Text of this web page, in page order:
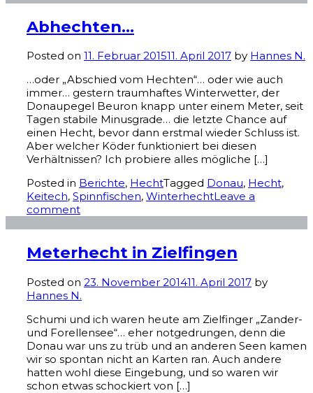
Abhechten…
Posted on 11. Februar 201511. April 2017 by Hannes N.
…oder „Abschied vom Hechten“… oder wie auch
immer… gestern traumhaftes Winterwetter, der
Donaupegel Beuron knapp unter einem Meter, seit
Tagen stabile Minusgrade… die letzte Chance auf
einen Hecht, bevor dann erstmal wieder Schluss ist.
Aber welcher Köder funktioniert bei diesen
Verhältnissen? Ich probiere alles mögliche […]
Posted in Berichte, HechtTagged Donau, Hecht,
Keitech, Spinnfischen, WinterhechtLeave a
comment
Meterhecht in Zielfingen
Posted on 23. November 201411. April 2017 by
Hannes N.
Schumi und ich waren heute am Zielfinger „Zander-
und Forellensee“… eher notgedrungen, denn die
Donau war uns zu trüb und an anderen Seen kamen
wir so spontan nicht an Karten ran. Auch andere
hatten wohl diese Eingebung, und so waren wir
schon etwas schockiert von […]